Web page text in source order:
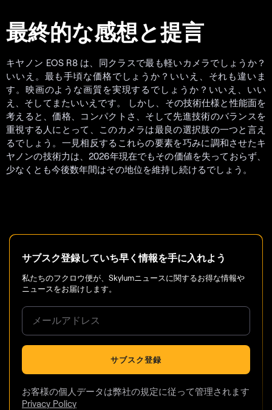
最終的な感想と提言
キヤノン EOS R8 は、同クラスで最も軽いカメラでしょうか？
いいえ。最も手頃な価格でしょうか？いいえ、それも違いま
す。映画のような画質を実現するでしょうか？いいえ、いい
え、そしてまたいいえです。 しかし、その技術仕様と性能面を
考えると、価格、コンパクトさ、そして先進技術のバランスを
重視する人にとって、このカメラは最良の選択肢の一つと言え
るでしょう。一見相反するこれらの要素を巧みに調和させたキ
ヤノンの技術力は、2026年現在でもその価値を失っておらず、
少なくとも今後数年間はその地位を維持し続けるでしょう。
サブスク登録していち早く情報を手に入れよう
私たちのフクロウ便が、Skylumニュースに関するお得な情報や
ニュースをお届けします。
サブスク登録
お客様の個人データは弊社の規定に従って管理されます
Privacy Policy